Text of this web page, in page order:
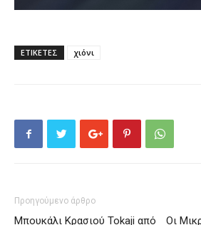
ΕΤΙΚΕΤΕΣ χιόνι
Προηγούμενο άρθρο
Μπουκάλι Κρασιού Tokaji από
Οι